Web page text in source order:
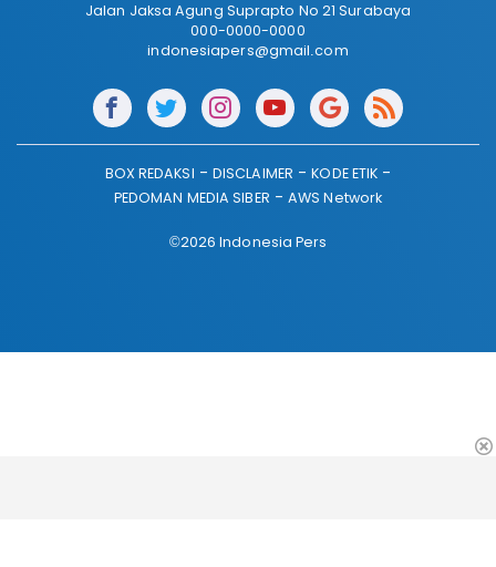
Jalan Jaksa Agung Suprapto No 21 Surabaya
000-0000-0000
indonesiapers@gmail.com
BOX REDAKSI DISCLAIMER
KODE ETIK
PEDOMAN MEDIA SIBER
AWS Network
©2026 Indonesia Pers